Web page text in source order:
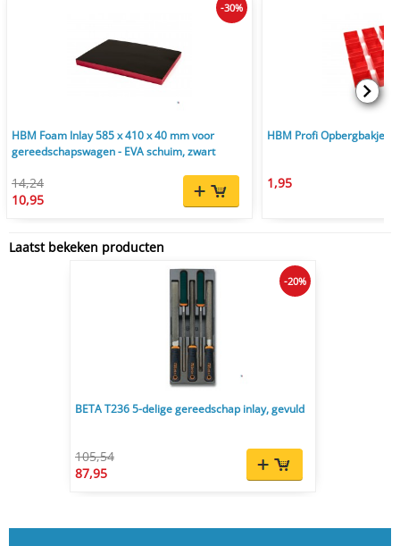
HBM Foam Inlay 585 x 410 x 40 mm voor
gereedschapswagen - EVA schuim, zwart
14,24
10,95
-30%
HBM Profi Opbergbakjes
1,95
Laatst bekeken producten
BETA T236 5-delige gereedschap inlay, gevuld
105,54
87,95
-20%